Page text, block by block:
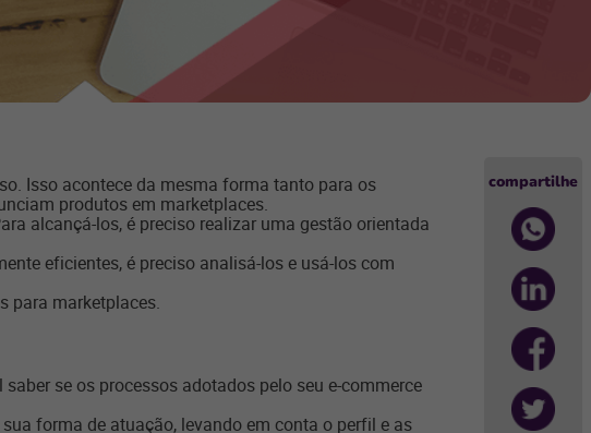
Isso acontece da mesma forma tanto para os
produtos em marketplaces.
alcançá-los, é preciso realizar uma gestão orientada
eficientes, é preciso analisá-los e usá-los com
para marketplaces.
se os processos adotados pelo seu e-commerce
forma de atuação, levando em conta o perfil e as
compartilhe